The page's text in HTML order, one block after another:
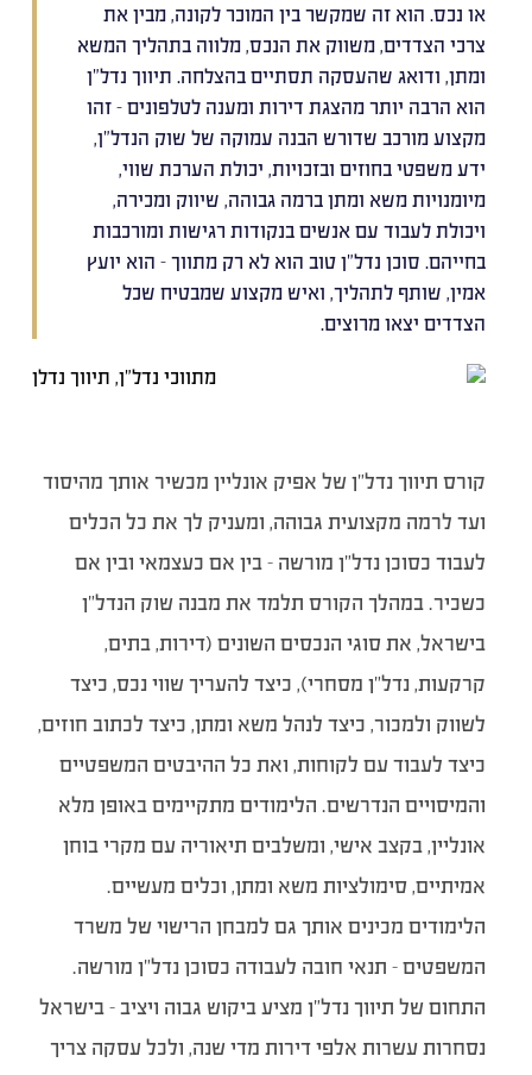
או נכס. הוא זה שמקשר בין המוכר לקונה, מבין את
צרכי הצדדים, משווק את הנכס, מלווה בתהליך המשא
ומתן, ודואג שהעסקה תסתיים בהצלחה. תיווך נדל"ן
הוא הרבה יותר מהצגת דירות ומענה לטלפונים – זהו
מקצוע מורכב שדורש הבנה עמוקה של שוק הנדל"ן,
ידע משפטי בחוזים ובזכויות, יכולת הערכת שווי,
מיומנויות משא ומתן ברמה גבוהה, שיווק ומכירה,
ויכולת לעבוד עם אנשים בנקודות רגישות ומורכבות
בחייהם. סוכן נדל"ן טוב הוא לא רק מתווך – הוא יועץ
אמין, שותף לתהליך, ואיש מקצוע שמבטיח שכל
הצדדים יצאו מרוצים.
קורס תיווך נדל”ן של אפיק אונליין מכשיר אותך מהיסוד
ועד לרמה מקצועית גבוהה, ומעניק לך את כל הכלים
לעבוד כסוכן נדל”ן מורשה – בין אם כעצמאי ובין אם
כשכיר. במהלך הקורס תלמד את מבנה שוק הנדל”ן
בישראל, את סוגי הנכסים השונים (דירות, בתים,
קרקעות, נדל”ן מסחרי), כיצד להעריך שווי נכס, כיצד
לשווק ולמכור, כיצד לנהל משא ומתן, כיצד לכתוב חוזים,
כיצד לעבוד עם לקוחות, ואת כל ההיבטים המשפטיים
והמיסויים הנדרשים. הלימודים מתקיימים באופן מלא
אונליין, בקצב אישי, ומשלבים תיאוריה עם מקרי בוחן
אמיתיים, סימולציות משא ומתן, וכלים מעשיים.
הלימודים מכינים אותך גם למבחן הרישוי של משרד
המשפטים – תנאי חובה לעבודה כסוכן נדל”ן מורשה.
התחום של תיווך נדל”ן מציע ביקוש גבוה ויציב – בישראל
נסחרות עשרות אלפי דירות מדי שנה, ולכל עסקה צריך